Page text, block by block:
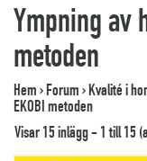
Ympning av
metoden
Hem›Forum›Kvalité i
EKOBI metoden
Visar 15 inlägg - 1 till 15